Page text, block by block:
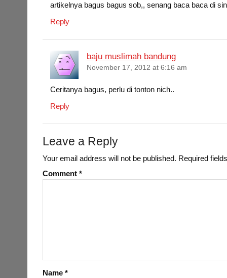
artikelnya bagus bagus sob,, senang baca baca di
Reply
baju muslimah bandung
November 17, 2012 at 6:16 am
Ceritanya bagus, perlu di tonton nich..
Reply
Leave a Reply
Your email address will not be published. Required
Comment*
Name*